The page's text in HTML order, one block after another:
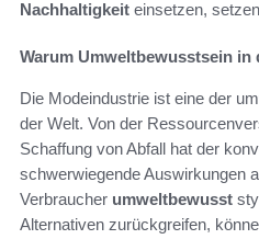
Nachhaltigkeit einsetzen,
Warum Umweltbewusstsein
Die Modeindustrie ist eine der
der Welt. Von der
Schaffung von Abfall hat der
schwerwiegende Auswirkungen
Verbraucher umweltbewusst
Alternativen zurückgreifen,